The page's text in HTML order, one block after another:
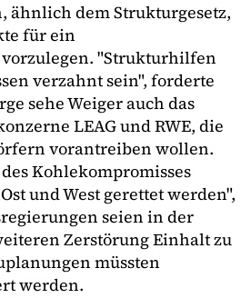
ähnlich dem Strukturgesetz,
für ein
vorzulegen. "Strukturhilfen
verzahnt sein", forderte
sehe Weiger auch das
LEAG und RWE, die
vorantreiben wollen.
Kohlekompromisses
und West gerettet werden",
seien in der
Zerstörung Einhalt zu
müssten
werden.